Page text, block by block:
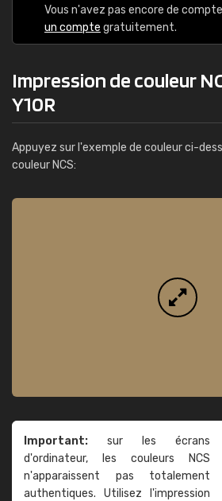
Vous n'avez pas encore de
un compte gratuitement.
Impression de couleur
Y10R
Appuyez sur l'exemple de couleur ci-
couleur NCS:
Important: sur les écrans
d'ordinateur, les couleurs NCS
n'apparaissent pas totalement
authentiques. Utilisez l'impression